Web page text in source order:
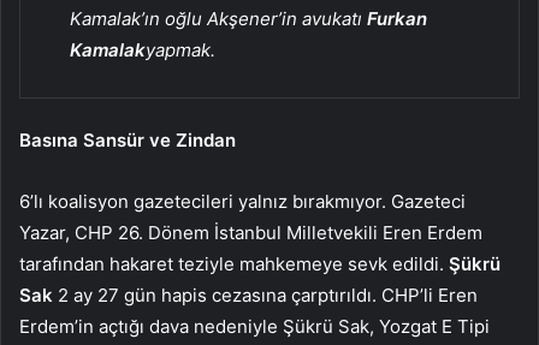
Kamalak’ın oğlu Akşener’in avukatı Furkan
Kamalakyapmak.
Basına Sansür ve Zindan
6’lı koalisyon gazetecileri yalnız bırakmıyor. Gazeteci
Yazar, CHP 26. Dönem İstanbul Milletvekili Eren Erdem
tarafından hakaret teziyle mahkemeye sevk edildi. Şükrü
Sak 2 ay 27 gün hapis cezasına çarptırıldı. CHP’li Eren
Erdem’in açtığı dava nedeniyle Şükrü Sak, Yozgat E Tipi